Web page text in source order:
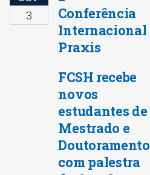
3
Conferência
Internacional
Praxis
FCSH recebe
novos
estudantes de
Mestrado e
Doutoramento
com palestra